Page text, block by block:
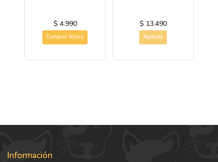
$ 4.990
Comprar Ahora
$ 13.490
Agotado
Información